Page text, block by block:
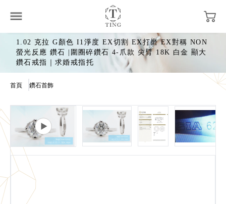
1.02 克拉 G顏色 I1淨度 EX切割 EX打磨 EX對稱 NON
螢光反應 鑽石 |圍圈碎鑽石 4-爪款 尖臂 18K 白金 顯大
鑽石戒指｜求婚戒指托
首頁 鑽石首飾